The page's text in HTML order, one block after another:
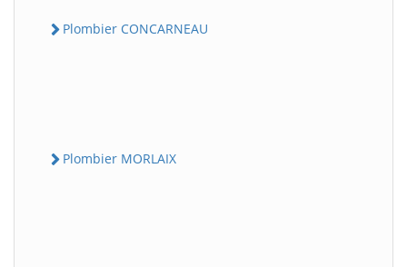
Plombier CONCARNEAU
Plombier MORLAIX